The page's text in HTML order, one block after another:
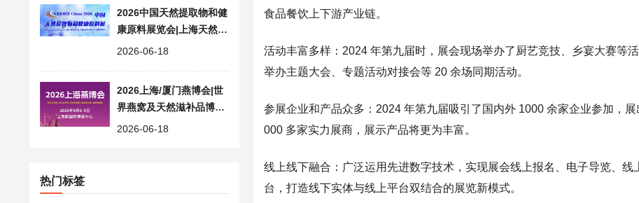
2026中国天然提取物和健
康原料展览会|上海天然原
料展 NE&HIE China
2026-06-18
2026上海/厦门燕博会|世
界燕窝及天然滋补品博览
会|营养健康食品展
2026-06-18
热门标签
食品餐饮上下游产业链。
活动丰富多样：2024 年第九届时，展会现场举办了厨艺竞技、乡宴大赛等
举办主题大会、专题活动对接会等 20 余场同期活动。
参展企业和产品众多：2024 年第九届吸引了国内外 1000 余家企业参加，
000 多家实力展商，展示产品将更为丰富。
线上线下融合：广泛运用先进数字技术，实现展会线上报名、电子导览、
台，打造线下实体与线上平台双结合的展览新模式。